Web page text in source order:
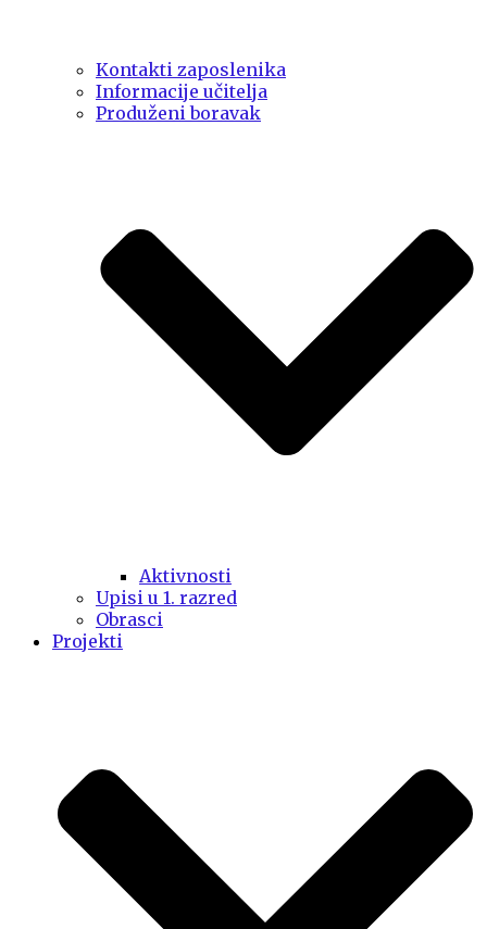
Kontakti zaposlenika
Informacije učitelja
Produženi boravak
Aktivnosti
Upisi u 1. razred
Obrasci
Projekti